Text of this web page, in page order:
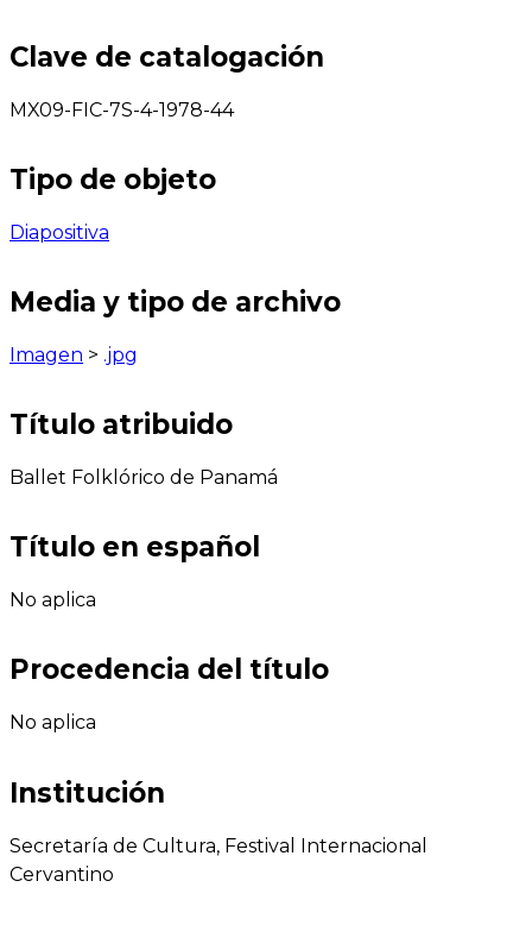
Clave de catalogación
MX09-FIC-7S-4-1978-44
Tipo de objeto
Diapositiva
Media y tipo de archivo
Imagen > .jpg
Título atribuido
Ballet Folklórico de Panamá
Título en español
No aplica
Procedencia del título
No aplica
Institución
Secretaría de Cultura, Festival Internacional
Cervantino